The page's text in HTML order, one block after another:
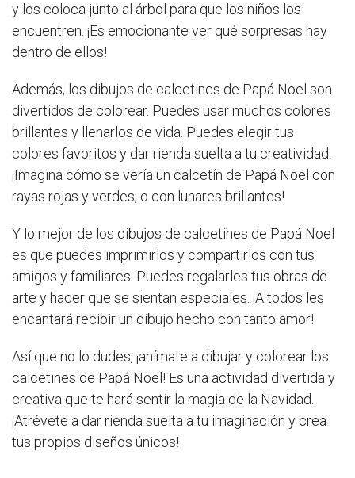
y los coloca junto al árbol para que los niños los
encuentren. ¡Es emocionante ver qué sorpresas hay
dentro de ellos!
Además, los dibujos de calcetines de Papá Noel son
divertidos de colorear. Puedes usar muchos colores
brillantes y llenarlos de vida. Puedes elegir tus
colores favoritos y dar rienda suelta a tu creatividad.
¡Imagina cómo se vería un calcetín de Papá Noel con
rayas rojas y verdes, o con lunares brillantes!
Y lo mejor de los dibujos de calcetines de Papá Noel
es que puedes imprimirlos y compartirlos con tus
amigos y familiares. Puedes regalarles tus obras de
arte y hacer que se sientan especiales. ¡A todos les
encantará recibir un dibujo hecho con tanto amor!
Así que no lo dudes, ¡anímate a dibujar y colorear los
calcetines de Papá Noel! Es una actividad divertida y
creativa que te hará sentir la magia de la Navidad.
¡Atrévete a dar rienda suelta a tu imaginación y crea
tus propios diseños únicos!